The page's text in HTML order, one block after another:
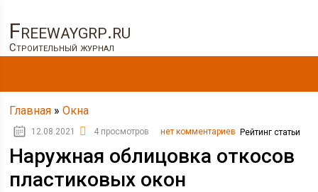
Freewaygrp.ru
Строительный журнал
Главная »Окна
12.08.2021 4 просмотров нет комментариев Рейтинг статьи
Наружная облицовка откосов
пластиковых окон